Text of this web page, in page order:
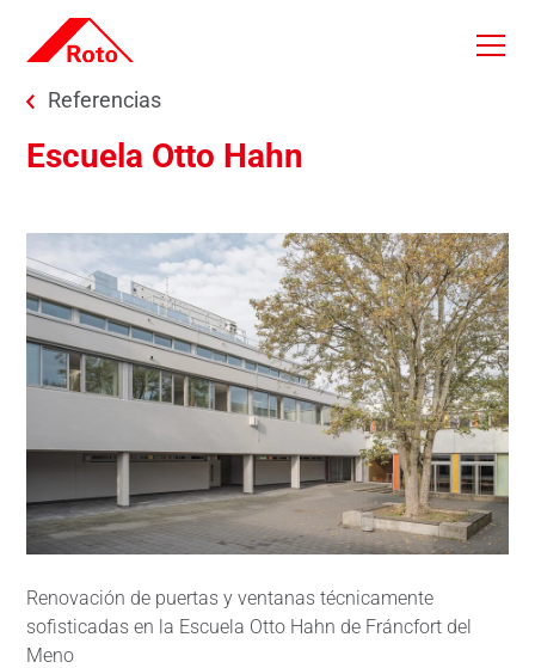
Skip to main content
You are here:
Referencias
Escuela Otto Hahn
Renovación de puertas y ventanas técnicamente
sofisticadas en la Escuela Otto Hahn de Fráncfort del
Meno